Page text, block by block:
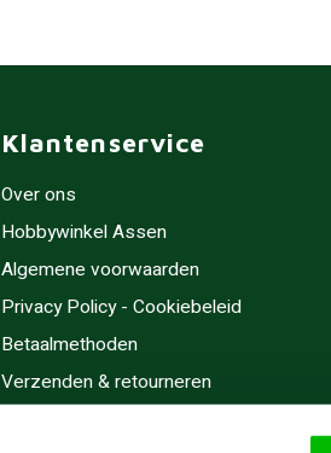
Klantenservice
Over ons
Hobbywinkel Assen
Algemene voorwaarden
Privacy Policy - Cookiebeleid
Betaalmethoden
Verzenden & retourneren